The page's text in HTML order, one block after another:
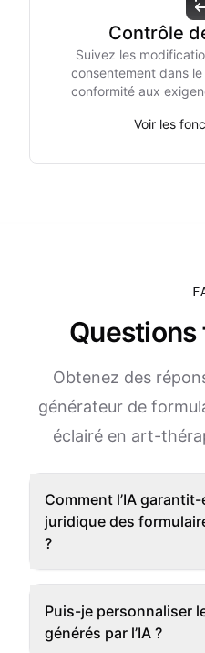
Contrôle
Suivez les
consentement dans
conformité aux
Voir les
Obtenez des
générateur de
éclairé en art-
Comment l’IA
juridique des
?
Puis-je personnaliser
générés par l’IA ?